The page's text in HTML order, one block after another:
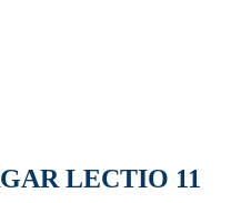
LECTIO 11